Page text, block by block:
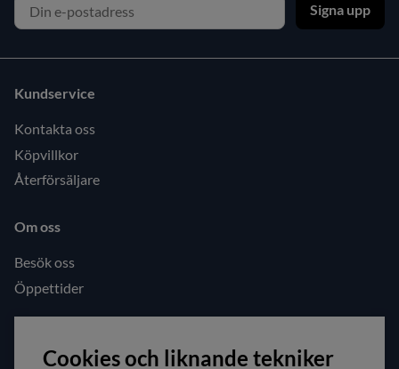
Signa upp
Kundservice
Kontakta oss
Köpvillkor
Återförsäljare
Om oss
Besök oss
Öppettider
Facebook
Cookies och liknande tekniker